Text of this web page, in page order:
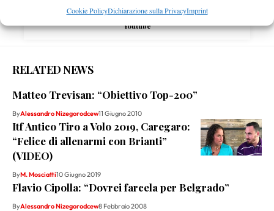
Cookie PolicyDichiarazione sulla PrivacyImprint
Youtube
RELATED NEWS
Matteo Trevisan: “Obiettivo Top-200”
ByAlessandro Nizegorodcew11 Giugno 2010
Itf Antico Tiro a Volo 2019, Caregaro:
“Felice di allenarmi con Brianti”
(VIDEO)
ByM. Mosciatti10 Giugno 2019
Flavio Cipolla: “Dovrei farcela per Belgrado”
ByAlessandro Nizegorodcew8 Febbraio 2008